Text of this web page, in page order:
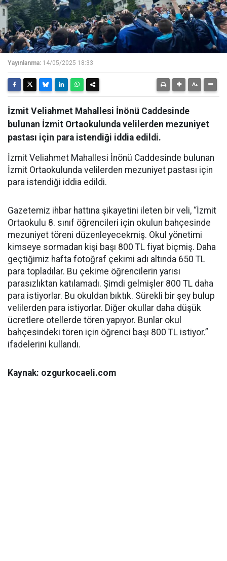
Yayınlanma: 14/05/2025 18:33
İzmit Veliahmet Mahallesi İnönü Caddesinde
bulunan İzmit Ortaokulunda velilerden mezuniyet
pastası için para istendiği iddia edildi.
İzmit Veliahmet Mahallesi İnönü Caddesinde bulunan
İzmit Ortaokulunda velilerden mezuniyet pastası için
para istendiği iddia edildi.
Gazetemiz ihbar hattına şikayetini ileten bir veli, “İzmit
Ortaokulu 8. sınıf öğrencileri için okulun bahçesinde
mezuniyet töreni düzenleyecekmiş. Okul yönetimi
kimseye sormadan kişi başı 800 TL fiyat biçmiş. Daha
geçtiğimiz hafta fotoğraf çekimi adı altında 650 TL
para topladılar. Bu çekime öğrencilerin yarısı
parasızlıktan katılamadı. Şimdi gelmişler 800 TL daha
para istiyorlar. Bu okuldan bıktık. Sürekli bir şey bulup
velilerden para istiyorlar. Diğer okullar daha düşük
ücretlere otellerde tören yapıyor. Bunlar okul
bahçesindeki tören için öğrenci başı 800 TL istiyor.”
ifadelerini kullandı.
Kaynak: ozgurkocaeli.com